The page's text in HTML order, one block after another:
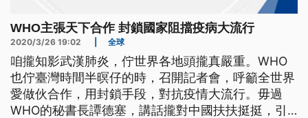
WHO主張天下合作 封鎖國家阻擋疫病大流行
2020/3/26 19:02 全球
咱攏知影武漢肺炎，佇世界各地頭攏真嚴重。WHO
也佇臺灣時間半暝仔的時，召開記者會，呼籲全世界
愛做伙合作，用封鎖手段，對抗疫情大流行。毋過
WHO的秘書長譚德塞，講話攏對中國扶扶挺挺，引